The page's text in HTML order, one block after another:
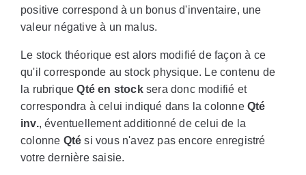
positive correspond à un bonus d'inventaire, une
valeur négative à un malus.
Le stock théorique est alors modifié de façon à ce
qu'il corresponde au stock physique. Le contenu de
la rubriqueQté en stocksera donc modifié et
correspondra à celui indiqué dans la colonne Qté
inv., éventuellement additionné de celui de la
colonne Qté si vous n'avez pas encore enregistré
votre dernière saisie.